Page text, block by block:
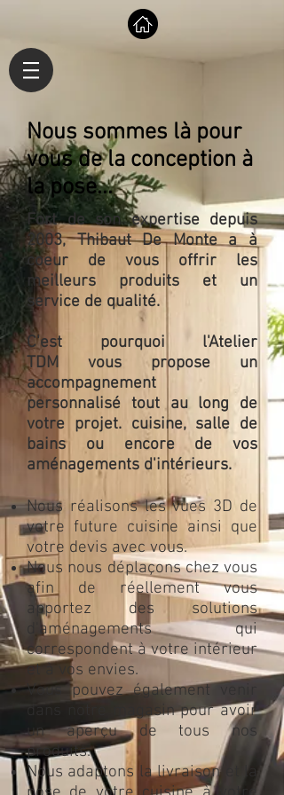
Fort de son expertise depuis
2003, Thibaut De Monte a à
coeur de vous offrir les
meilleurs produits et un
service de qualité.
C'est pourquoi l'Atelier
TDM vous propose un
accompagnement
personnalisé tout au long de
votre projet. cuisine, salle de
bains ou encore de vos
aménagements d'intérieurs.
Nous réalisons les vues 3D de
votre future cuisine ainsi que
votre devis avec vous.
Nous nous déplaçons chez vous
afin de réellement vous
apportez des solutions
d'aménagements qui
correspondent à votre intérieur
et à vos envies.
Vous pouvez également venir
dans notre magasin pour avoir
un aperçu de tous nos
produits.
Nous adaptons la livraison et la
Nous sommes là pour
vous de la conception à
la pose...